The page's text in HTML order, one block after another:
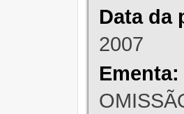
Data da
2007
Ementa: